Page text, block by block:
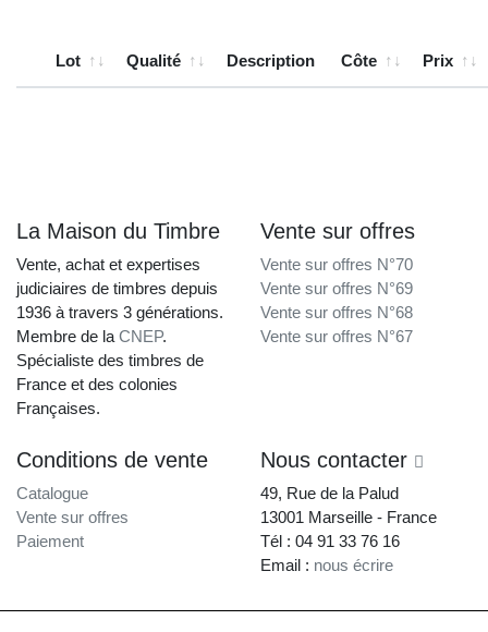
Lot Qualité Description Côte Prix
La Maison du Timbre
Vente, achat et expertises
judiciaires de timbres depuis
1936 à travers 3 générations.
Membre de la CNEP.
Spécialiste des timbres de
France et des colonies
Françaises.
Vente sur offres
Vente sur offres N°70
Vente sur offres N°69
Vente sur offres N°68
Vente sur offres N°67
Conditions de vente
Catalogue
Vente sur offres
Paiement
Nous contacter
49, Rue de la Palud
13001 Marseille - France
Tél : 04 91 33 76 16
Email : nous écrire